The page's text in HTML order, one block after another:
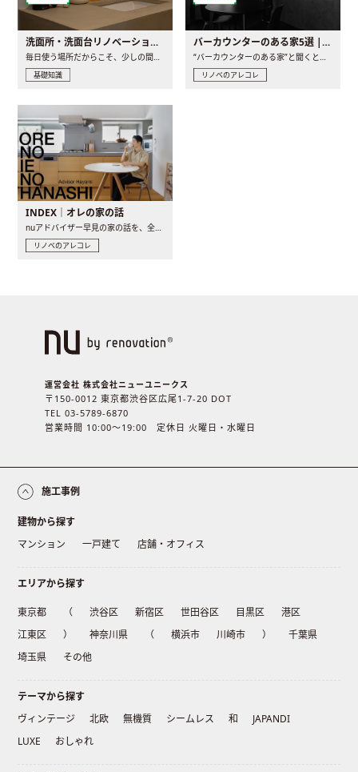
洗面所・洗面台リノベーションの事例と間取りアイデア
毎日使う場所だからこそ、少しの間取りの工夫や素材の選び方で..
基礎知識
バーカウンターのある家5選 | 日常に馴染む“距離の近い”キッチンとは
“バーカウンターのある家”と聞くと、少し特別な、大人のための..
リノベのアレコレ
INDEX｜オレの家の話
リノベのアレコレ
運営会社 株式会社ニューユニークス
〒150-0012 東京都渋谷区広尾1-7-20 DOT
TEL 03-5789-6870
営業時間 10:00〜19:00 定休日 火曜日・水曜日
施工事例
建物から探す
マンション
一戸建て 店舗・オフィス
エリアから探す
東京都 （ 渋谷区 新宿区 世田谷区 目黒区
港区
江東区
） 神奈川県 （ 横浜市 川崎市 ）
千葉県
埼玉県
その他
テーマから探す
ヴィンテージ
北欧 無機質 シームレス 和
JAPANDI
LUXE
おしゃれ